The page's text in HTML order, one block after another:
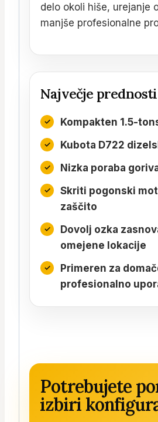
delo okoli hiše, urejanje
manjše profesionalne
Največje
Kompakten 1.5-
Kubota D722
Nizka poraba
Skriti pogonski
zaščito
Dovolj ozka
omejene lokacije
Primeren za
profesionalno
Potrebujete
izbiri